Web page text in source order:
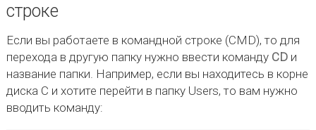
строке
Если вы работаете в командной строке (CMD), то для
перехода в другую папку нужно ввести команду CDи
название папки. Например, если вы находитесь в корне
диска C и хотите перейти в папку Users, то вам нужно
вводить команду: